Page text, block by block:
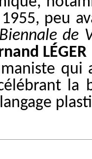
1955, peu
de
LÉGER
qui
la